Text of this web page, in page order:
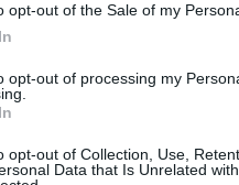
opt-out of the Sale of my
opt-out of processing my
opt-out of Collection, Use,
Data that Is Unrelated
az Európai Uniót, mert nem